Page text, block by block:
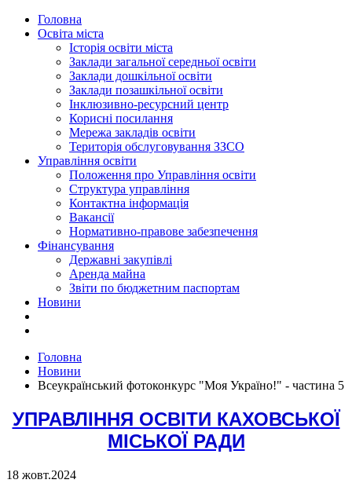
Головна
Освіта міста
Історія освіти міста
Заклади загальної середньої освіти
Заклади дошкільної освіти
Заклади позашкільної освіти
Інклюзивно-ресурсний центр
Корисні посилання
Мережа закладів освіти
Територія обслуговування ЗЗСО
Управління освіти
Положення про Управління освіти
Структура управління
Контактна інформація
Вакансії
Нормативно-правове забезпечення
Фінансування
Державні закупівлі
Аренда майна
Звіти по бюджетним паспортам
Новини
Головна
Новини
Всеукраїнський фотоконкурс "Моя Україно!" - частина 5
УПРАВЛІННЯ ОСВІТИ КАХОВСЬКОЇ
МІСЬКОЇ РАДИ
18 жовт.2024